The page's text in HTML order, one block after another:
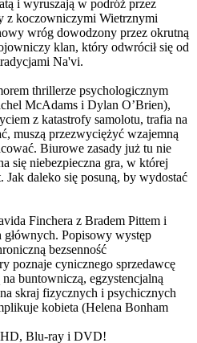
i wyruszają w podróż przez
z koczowniczymi Wietrznymi
wróg dowodzony przez okrutną
klan, który odwrócił się od
Na'vi.
thrillerze psychologicznym
McAdams i Dylan O’Brien),
z katastrofy samolotu, trafia na
muszą przezwyciężyć wzajemną
Biurowe zasady już tu nie
się niebezpieczna gra, w której
Jak daleko się posuną, by wydostać
Finchera z Bradem Pittem i
Popisowy występ
bezsenność
poznaje cynicznego sprzedawcę
buntowniczą, egzystencjalną
skraj fizycznych i psychicznych
kobieta (Helena Bonham
Blu-ray i DVD!